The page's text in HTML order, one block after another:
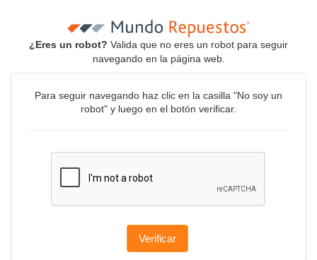
¿Eres un robot? Valida que no eres un robot para seguir
navegando en la página web.
Para seguir navegando haz clic en la casilla "No soy un
robot" y luego en el botón verificar.
Verificar